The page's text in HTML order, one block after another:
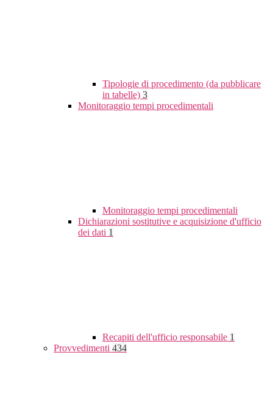
Tipologie di procedimento (da pubblicare
in tabelle) 3
Monitoraggio tempi procedimentali
Monitoraggio tempi procedimentali
Dichiarazioni sostitutive e acquisizione d'ufficio
dei dati 1
Recapiti dell'ufficio responsabile 1
Provvedimenti 434